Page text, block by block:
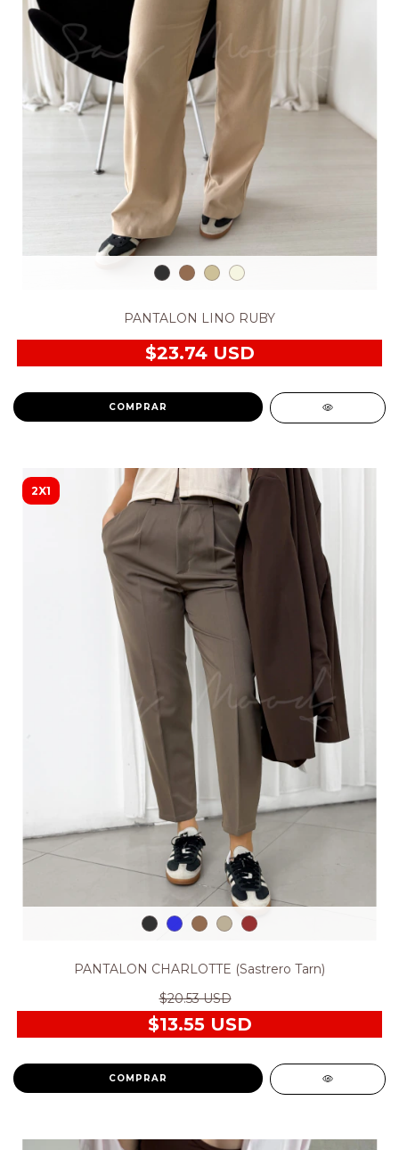
PANTALON LINO RUBY
$23.74 USD
COMPRAR
2X1
PANTALON CHARLOTTE (Sastrero Tarn)
$20.53 USD
$13.55 USD
COMPRAR